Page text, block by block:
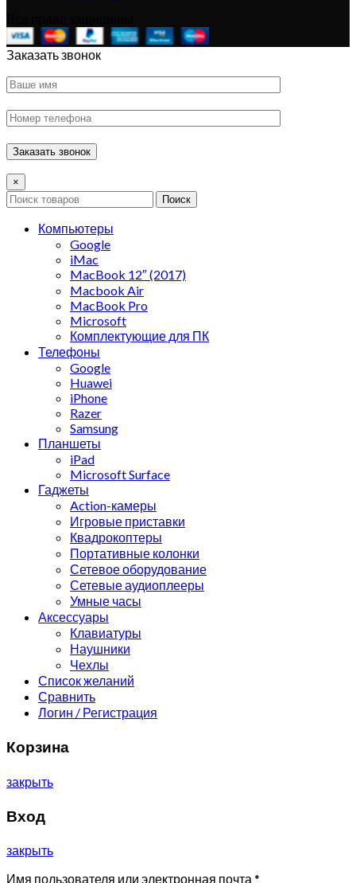
Заказать звонок
×
Поиск
Компьютеры
Google
iMac
MacBook 12″ (2017)
Macbook Air
MacBook Pro
Microsoft
Комплектующие для ПК
Телефоны
Google
Huawei
iPhone
Razer
Samsung
Планшеты
iPad
Microsoft Surface
Гаджеты
Action-камеры
Игровые приставки
Квадрокоптеры
Портативные колонки
Сетевое оборудование
Сетевые аудиоплееры
Умные часы
Аксессуары
Клавиатуры
Наушники
Чехлы
Список желаний
Сравнить
Логин / Регистрация
Корзина
закрыть
Вход
закрыть
Имя пользователя или электронная почта *